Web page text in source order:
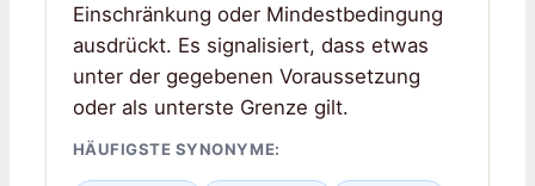
Einschränkung oder Mindestbedingung
ausdrückt. Es signalisiert, dass etwas
unter der gegebenen Voraussetzung
oder als unterste Grenze gilt.
HÄUFIGSTE SYNONYME: